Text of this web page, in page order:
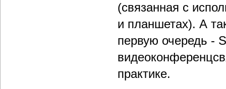
(связанная с
и планшетах). А
первую очередь -
практике.